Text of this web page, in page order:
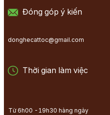
Đóng góp ý kiến
donghecattoc@gmail.com
Thời gian làm việc
Từ 6h00 -19h30 hàng ngày